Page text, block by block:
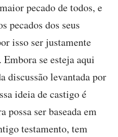
pecado de todos, e
pecados dos seus
isso ser justamente
se esteja aqui
discussão levantada por
ideia de castigo é
possa ser baseada em
testamento, tem